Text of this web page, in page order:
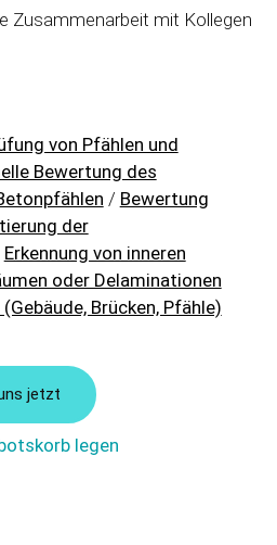
Zusammenarbeit mit Kollegen
von Pfählen und
Bewertung des
/ Bewertung
der
Erkennung von inneren
oder Delaminationen
Brücken, Pfähle)
jetzt
legen